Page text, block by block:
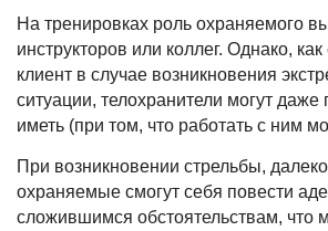
На тренировках роль охраняемого
инструкторов или коллег. Однако,
клиент в случае возникновения
ситуации, телохранители могут
иметь (при том, что работать с ним
При возникновении стрельбы,
охраняемые смогут себя повести
сложившимся обстоятельствам, что